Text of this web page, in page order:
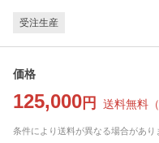
受注生産
価格
125,000 円 送料無料 （
条件により送料が異なる場合があり